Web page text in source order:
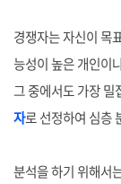
경쟁자는 자신이 목
능성이 높은 개인이
그 중에서도 가장
자로 선정하여 심층
분석을 하기 위해서